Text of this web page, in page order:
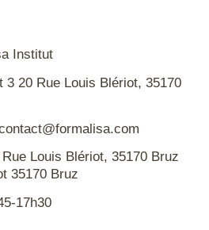
Institut
3 20 Rue Louis Blériot, 35170
Louis Blériot, 35170 Bruz
35170 Bruz
17h30